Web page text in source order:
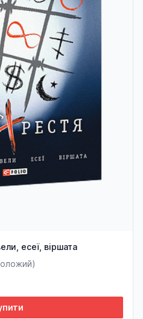
есеї, віршата